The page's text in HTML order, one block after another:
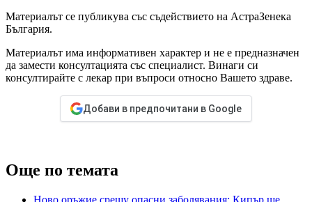
Материалът се публикува със съдействието на АстраЗенека
България.
Материалът има информативен характер и не е предназначен
да замести консултацията със специалист. Винаги си
консултирайте с лекар при въпроси относно Вашето здраве.
Добави в предпочитани в Google
Още по темата